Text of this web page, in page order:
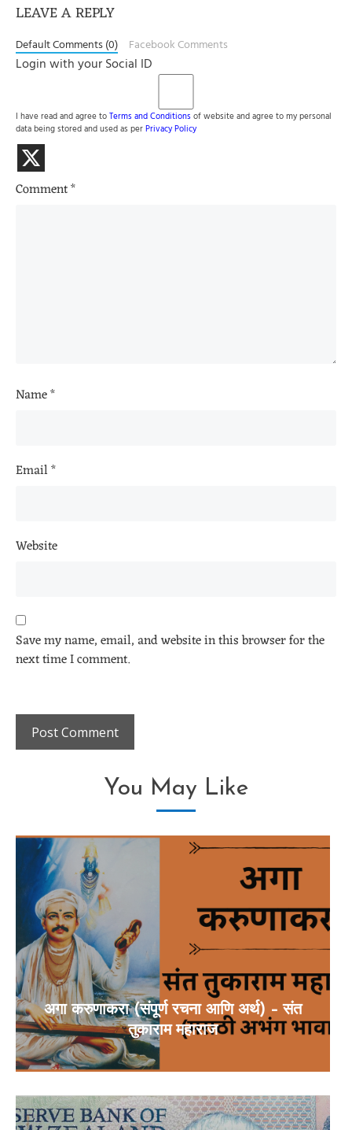
LEAVE A REPLY
Default Comments (0) Facebook Comments
Login with your Social ID
I have read and agree toTerms and Conditionsof website and agree to my personal
data being stored and used as perPrivacy Policy
Comment*
Name*
Email*
Website
Save my name, email, and website in this browser for the
next time I comment.
You May Like
अगा करुणाकरा (संपूर्ण रचना आणि अर्थ) – संत
तुकाराम महाराज